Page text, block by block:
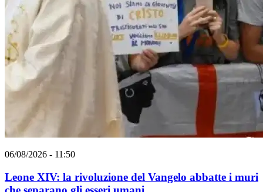
06/08/2026 - 11:50
Leone XIV: la rivoluzione del Vangelo abbatte i muri